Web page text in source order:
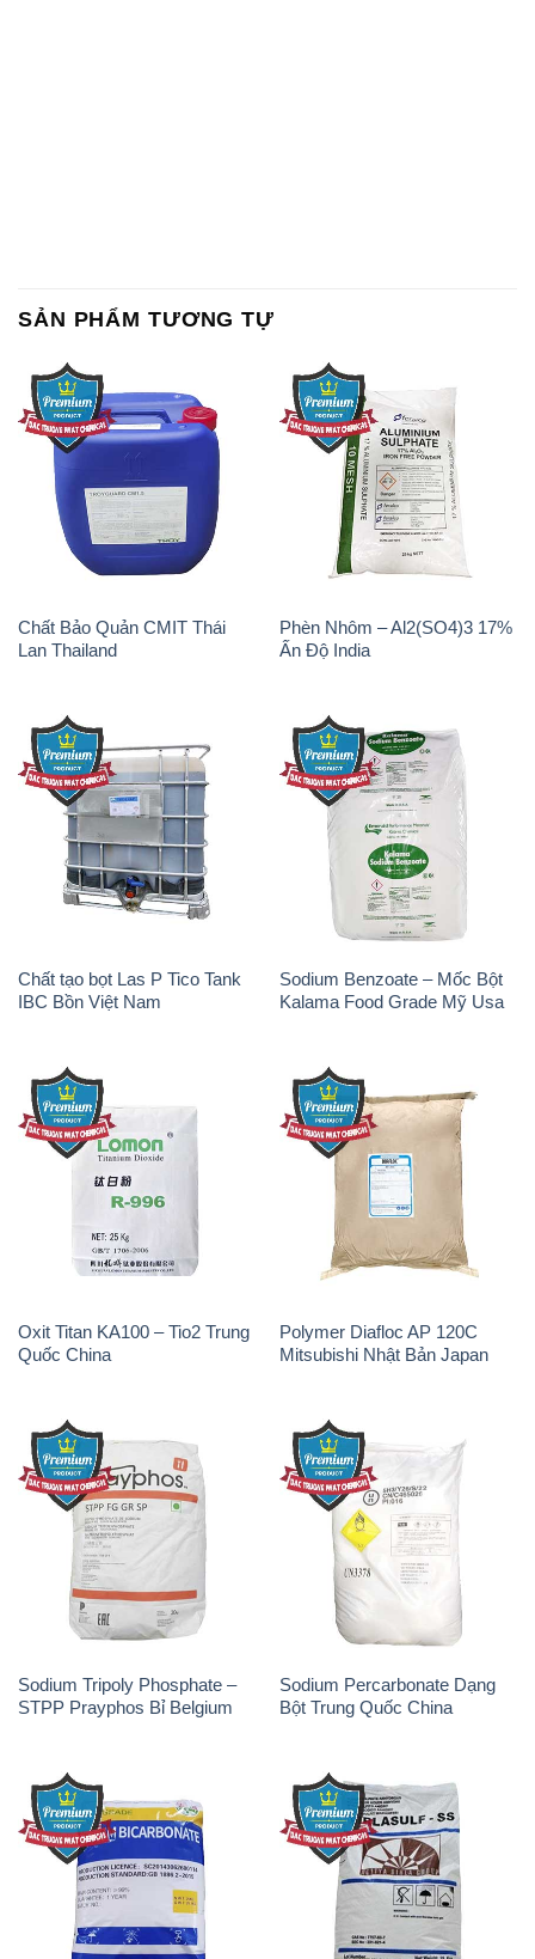
SẢN PHẨM TƯƠNG TỰ
Chất Bảo Quản CMIT Thái
Lan Thailand
Phèn Nhôm – Al2(SO4)3 17%
Ấn Độ India
Chất tạo bọt Las P Tico Tank
IBC Bồn Việt Nam
Sodium Benzoate – Mốc Bột
Kalama Food Grade Mỹ Usa
Oxit Titan KA100 – Tio2 Trung
Quốc China
Polymer Diafloc AP 120C
Mitsubishi Nhật Bản Japan
Sodium Tripoly Phosphate –
STPP Prayphos Bỉ Belgium
Sodium Percarbonate Dạng
Bột Trung Quốc China